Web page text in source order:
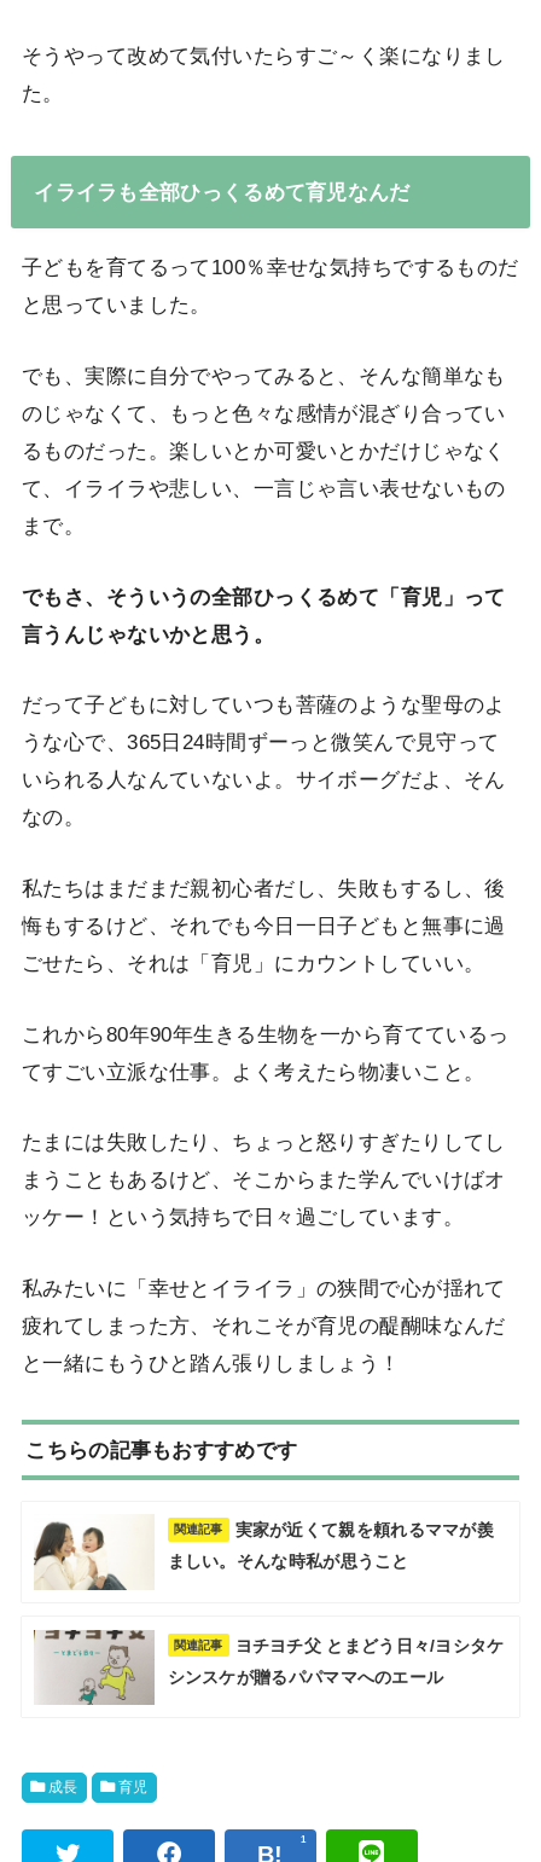
そうやって改めて気付いたらすご～く楽になりまし
た。
イライラも全部ひっくるめて育児なんだ
子どもを育てるって100％幸せな気持ちでするものだ
と思っていました。
でも、実際に自分でやってみると、そんな簡単なも
のじゃなくて、もっと色々な感情が混ざり合ってい
るものだった。楽しいとか可愛いとかだけじゃなく
て、イライラや悲しい、一言じゃ言い表せないもの
まで。
でもさ、そういうの全部ひっくるめて「育児」って
言うんじゃないかと思う。
だって子どもに対していつも菩薩のような聖母のよ
うな心で、365日24時間ずーっと微笑んで見守って
いられる人なんていないよ。サイボーグだよ、そん
なの。
私たちはまだまだ親初心者だし、失敗もするし、後
悔もするけど、それでも今日一日子どもと無事に過
ごせたら、それは「育児」にカウントしていい。
これから80年90年生きる生物を一から育てているっ
てすごい立派な仕事。よく考えたら物凄いこと。
たまには失敗したり、ちょっと怒りすぎたりしてし
まうこともあるけど、そこからまた学んでいけばオ
ッケー！という気持ちで日々過ごしています。
私みたいに「幸せとイライラ」の狭間で心が揺れて
疲れてしまった方、それこそが育児の醍醐味なんだ
と一緒にもうひと踏ん張りしましょう！
こちらの記事もおすすめです
関連記事
実家が近くて親を頼れるママが羨
ましい。そんな時私が思うこと
関連記事
ヨチヨチ父 とまどう日々/ヨシタケ
シンスケが贈るパパママへのエール
成長 育児
1